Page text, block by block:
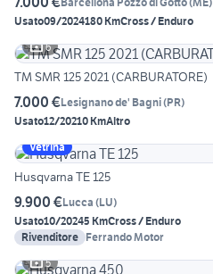
Usato09/2024180 KmCross / Enduro
6
TM SMR 125 2021 (CARBURATORE)
7.000 €Lesignano de' Bagni(PR)
Usato12/20210 KmAltro
Vetrina
Husqvarna TE 125
9.900 €Lucca (LU)
Usato10/20245 KmCross / Enduro
Rivenditore Ferrando Motor
5